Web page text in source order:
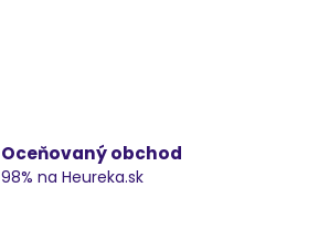
Oceňovaný obchod
98% na Heureka.sk